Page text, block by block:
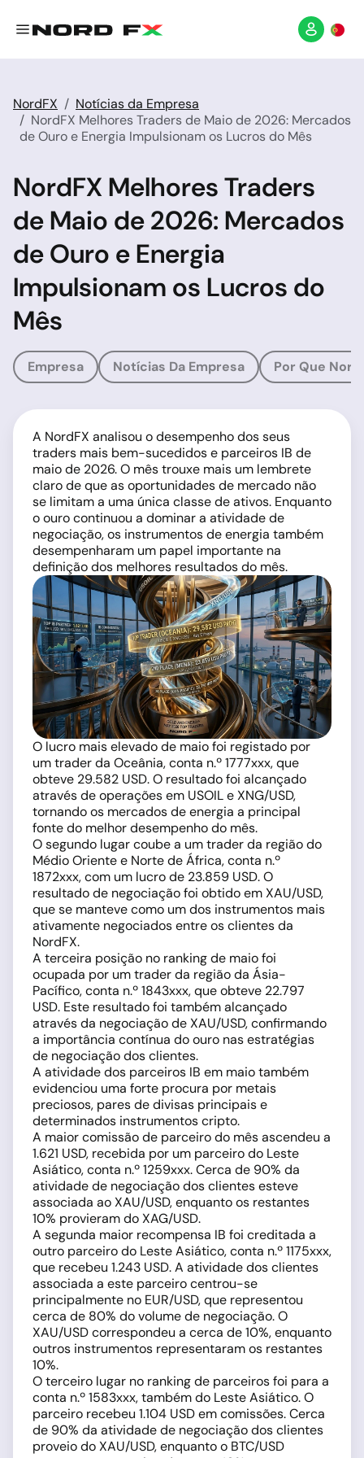
NordFX
Notícias da Empresa
NordFX Melhores Traders de Maio de 2026: Mercados
de Ouro e Energia Impulsionam os Lucros do Mês
NordFX Melhores Traders
de Maio de 2026: Mercados
de Ouro e Energia
Impulsionam os Lucros do
Mês
Empresa Notícias Da Empresa Por Que
A NordFX analisou o desempenho dos seus
traders mais bem-sucedidos e parceiros IB de
maio de 2026. O mês trouxe mais um lembrete
claro de que as oportunidades de mercado não
se limitam a uma única classe de ativos. Enquanto
o ouro continuou a dominar a atividade de
negociação, os instrumentos de energia também
desempenharam um papel importante na
definição dos melhores resultados do mês.
O lucro mais elevado de maio foi registado por
um trader da Oceânia, conta n.º 1777xxx, que
obteve 29.582 USD. O resultado foi alcançado
através de operações em USOIL e XNG/USD,
tornando os mercados de energia a principal
fonte do melhor desempenho do mês.
O segundo lugar coube a um trader da região do
Médio Oriente e Norte de África, conta n.º
1872xxx, com um lucro de 23.859 USD. O
resultado de negociação foi obtido em XAU/USD,
que se manteve como um dos instrumentos mais
ativamente negociados entre os clientes da
NordFX.
A terceira posição no ranking de maio foi
ocupada por um trader da região da Ásia-
Pacífico, conta n.º 1843xxx, que obteve 22.797
USD. Este resultado foi também alcançado
através da negociação de XAU/USD, confirmando
a importância contínua do ouro nas estratégias
de negociação dos clientes.
A atividade dos parceiros IB em maio também
evidenciou uma forte procura por metais
preciosos, pares de divisas principais e
determinados instrumentos cripto.
A maior comissão de parceiro do mês ascendeu a
1.621 USD, recebida por um parceiro do Leste
Asiático, conta n.º 1259xxx. Cerca de 90% da
atividade de negociação dos clientes esteve
associada ao XAU/USD, enquanto os restantes
10% provieram do XAG/USD.
A segunda maior recompensa IB foi creditada a
outro parceiro do Leste Asiático, conta n.º 1175xxx,
que recebeu 1.243 USD. A atividade dos clientes
associada a este parceiro centrou-se
principalmente no EUR/USD, que representou
cerca de 80% do volume de negociação. O
XAU/USD correspondeu a cerca de 10%, enquanto
outros instrumentos representaram os restantes
10%.
O terceiro lugar no ranking de parceiros foi para a
conta n.º 1583xxx, também do Leste Asiático. O
parceiro recebeu 1.104 USD em comissões. Cerca
de 90% da atividade de negociação dos clientes
proveio do XAU/USD, enquanto o BTC/USD